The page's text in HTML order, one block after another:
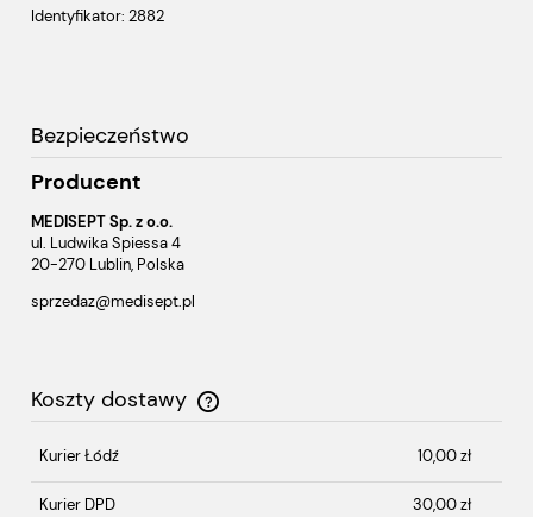
Identyfikator: 2882
Bezpieczeństwo
Producent
MEDISEPT Sp. z o.o.
ul. Ludwika Spiessa 4
20-270 Lublin, Polska
sprzedaz@medisept.pl
Koszty dostawy
Cena nie zawiera ewentualnych kosztów płatności
Kurier Łódź 10,00 zł
Kurier DPD 30,00 zł